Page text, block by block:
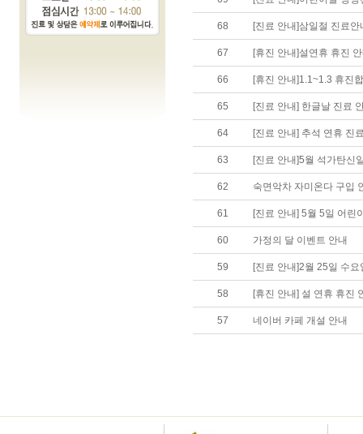
68 [진료 안내]삼일절 진료안
67 [휴진 안내]설연휴 휴진
66 [휴진 안내]1.1~1.3 휴진
65 [진료 안내] 한글날 진료
64 [진료 안내] 추석 연휴 진
63 [진료 안내]5월 석가탄신
62 숙면악차 자미온다 구입
61 [진료 안내] 5월 5일 어린
60 가정의 달 이벤트 안내
59 [진료 안내]2월 25일 수
58 [휴진 안내] 설 연휴 휴진
57 네이버 카페 개설 안내